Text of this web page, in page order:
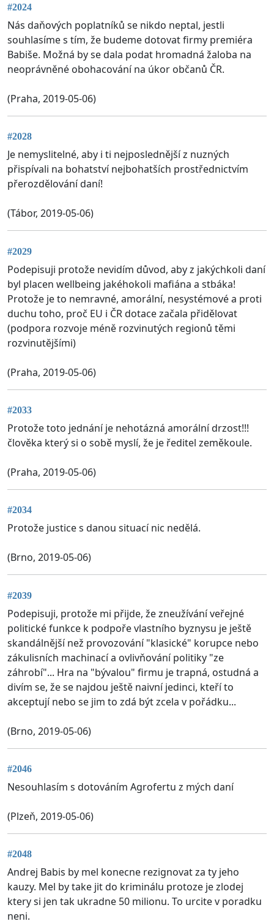
#2024
Nás daňových poplatníků se nikdo neptal, jestli
souhlasíme s tím, že budeme dotovat firmy premiéra
Babiše. Možná by se dala podat hromadná žaloba na
neoprávněné obohacování na úkor občanů ČR.
(Praha, 2019-05-06)
#2028
Je nemyslitelné, aby i ti nejposlednější z nuzných
přispívali na bohatství nejbohatších prostřednictvím
přerozdělování daní!
(Tábor, 2019-05-06)
#2029
Podepisuji protože nevidím důvod, aby z jakýchkoli daní
byl placen wellbeing jakéhokoli mafiána a stbáka!
Protože je to nemravné, amorální, nesystémové a proti
duchu toho, proč EU i ČR dotace začala přidělovat
(podpora rozvoje méně rozvinutých regionů těmi
rozvinutějšími)
(Praha, 2019-05-06)
#2033
Protože toto jednání je nehotázná amorální drzost!!!
člověka který si o sobě myslí, že je ředitel zeměkoule.
(Praha, 2019-05-06)
#2034
Protože justice s danou situací nic nedělá.
(Brno, 2019-05-06)
#2039
Podepisuji, protože mi přijde, že zneužívání veřejné
politické funkce k podpoře vlastního byznysu je ještě
skandálnější než provozování "klasické" korupce nebo
zákulisních machinací a ovlivňování politiky "ze
záhrobí"... Hra na "bývalou" firmu je trapná, ostudná a
divím se, že se najdou ještě naivní jedinci, kteří to
akceptují nebo se jim to zdá být zcela v pořádku...
(Brno, 2019-05-06)
#2046
Nesouhlasím s dotováním Agrofertu z mých daní
(Plzeň, 2019-05-06)
#2048
Andrej Babis by mel konecne rezignovat za ty jeho
kauzy. Mel by take jit do kriminálu protoze je zlodej
ktery si jen tak ukradne 50 milionu. To urcite v poradku
neni.